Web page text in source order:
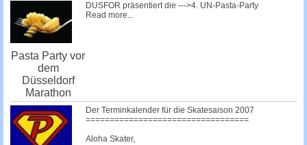
Pasta Party vor
dem
Düsseldorf
Marathon
DUSFOR präsentiert die --->4. UN-Pasta-Party
Read more...
Der Terminkalender für die Skatesaison 2007
==================================
Aloha Skater,